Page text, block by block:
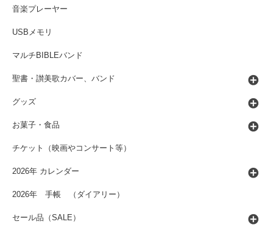
音楽プレーヤー
USBメモリ
マルチBIBLEバンド
聖書・讃美歌カバー、バンド
グッズ
お菓子・食品
チケット（映画やコンサート等）
2026年 カレンダー
2026年 手帳 （ダイアリー）
セール品（SALE）